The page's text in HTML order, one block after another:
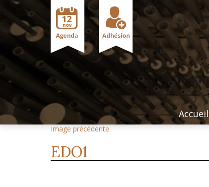
Accueil
Image précédente
EDO1